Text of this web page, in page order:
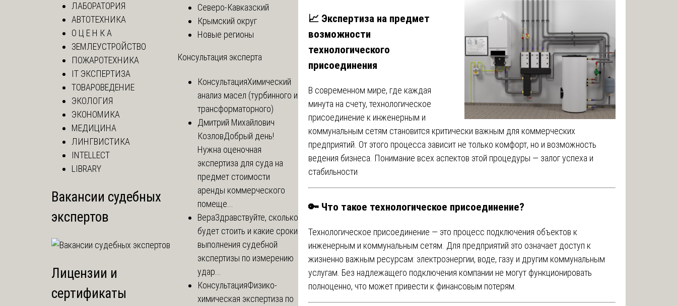
📈 Экспертиза на предмет
возможности
технологического
присоединения
В современном мире, где каждая
минута на счету, технологическое
присоединение к инженерным и
коммунальным сетям становится критически важным для коммерческих
предприятий. От этого процесса зависит не только комфорт, но и возможность
ведения бизнеса. Понимание всех аспектов этой процедуры — залог успеха и
стабильности
🔑 Что такое технологическое присоединение?
Технологическое присоединение — это процесс подключения объектов к
инженерным и коммунальным сетям. Для предприятий это означает доступ к
жизненно важным ресурсам: электроэнергии, воде, газу и другим коммунальным
услугам. Без надлежащего подключения компании не могут функционировать
полноценно, что может привести к финансовым потерям.
ЛАБОРАТОРИЯ
АВТОТЕХНИКА
О Ц Е Н К А
ЗЕМЛЕУСТРОЙСТВО
ПОЖАРОТЕХНИКА
IT ЭКСПЕРТИЗА
ТОВАРОВЕДЕНИЕ
ЭКОЛОГИЯ
ЭКОНОМИКА
МЕДИЦИНА
ЛИНГВИСТИКА
INTELLECT
LIBRARY
Вакансии судебных
экспертов
Лицензии и
сертификаты
Северо-Кавказский
Крымский округ
Новые регионы
Консультация эксперта
КонсультацияХимический
анализ масел (турбинного и
трансформаторного)
Дмитрий Михайлович
КозловДобрый день!
Нужна оценочная
экспертиза для суда на
предмет стоимости
аренды коммерческого
помеще...
ВераЗдравствуйте, сколько
будет стоить и какие сроки
выполнения судебной
экспертизы по измерению
удар...
КонсультацияФизико-
химическая экспертиза по